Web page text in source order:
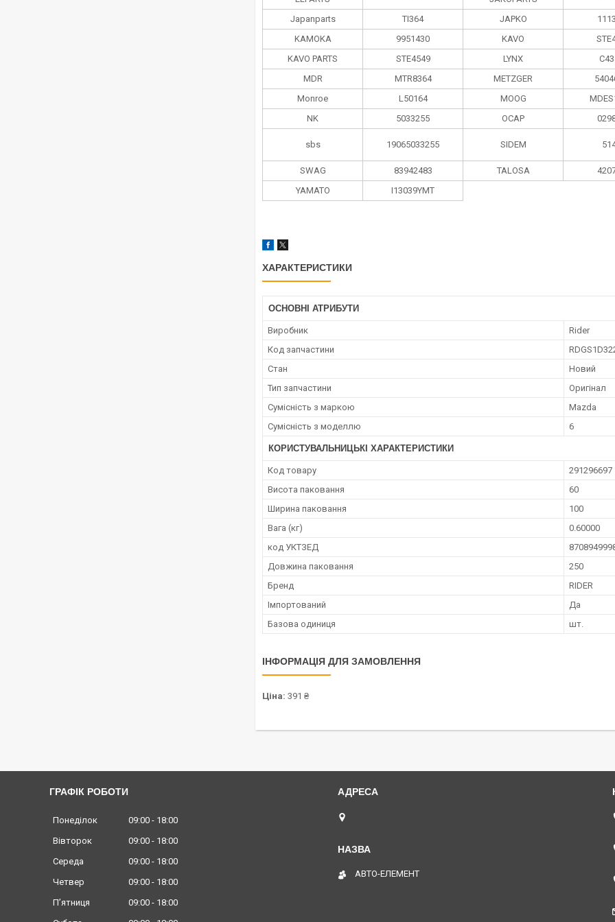
Japanparts TI364 JAPKO
KAMOKA
9951430 KAVO
KAVO PARTS
STE4549 LYNX
MDR
MTR8364 METZGER
Monroe
L50164 MOOG
NK
5033255 OCAP
sbs 19065033255 SIDEM
SWAG 83942483 TALOSA
YAMATO
I13039YMT
ХАРАКТЕРИСТИКИ
ОСНОВНІ АТРИБУТИ
Виробник
Rider
Код запчастини
Стан
Новий
Тип запчастини
Оригінал
Сумісність з маркою
Mazda
Сумісність з моделлю
6
КОРИСТУВАЛЬНИЦЬКІ ХАРАКТЕРИСТИКИ
Код товару
291296697
Висота паковання
60
Ширина паковання
100
Вага (кг)
0.60000
код УКТЗЕД
Довжина паковання
250
Бренд
RIDER
Імпортований
Да
Базова одиниця
шт.
ІНФОРМАЦІЯ ДЛЯ ЗАМОВЛЕННЯ
Ціна: 391 ₴
ГРАФІК РОБОТИ
Понеділок 09:00
18:00
Вівторок
09:00
18:00
Середа
09:00
18:00
Четвер
09:00
18:00
Пʼятниця
09:00
18:00
АВТО-ЕЛЕМЕНТ